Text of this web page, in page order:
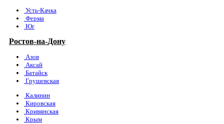
Усть-Качка
Ферма
Юг
Ростов-на-Дону
Азов
Аксай
Батайск
Грушевская
Калинин
Кировская
Кривянская
Крым